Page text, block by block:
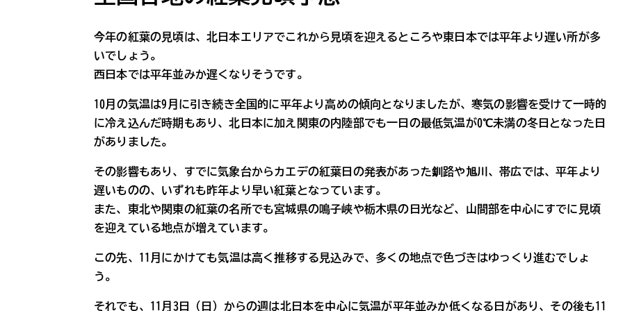
今年の紅葉の見頃は、北日本エリアでこれから見頃を迎えるところや東日本では平年より遅い所が多
いでしょう。
西日本では平年並みか遅くなりそうです。
10月の気温は9月に引き続き全国的に平年より高めの傾向となりましたが、寒気の影響を受けて一時的
に冷え込んだ時期もあり、北日本に加え関東の内陸部でも一日の最低気温が0℃未満の冬日となった日
がありました。
その影響もあり、すでに気象台からカエデの紅葉日の発表があった釧路や旭川、帯広では、平年より
遅いものの、いずれも昨年より早い紅葉となっています。
また、東北や関東の紅葉の名所でも宮城県の鳴子峡や栃木県の日光など、山間部を中心にすでに見頃
を迎えている地点が増えています。
この先、11月にかけても気温は高く推移する見込みで、多くの地点で色づきはゆっくり進むでしょ
う。
それでも、11月3日（日）からの週は北日本を中心に気温が平年並みか低くなる日があり、その後も11